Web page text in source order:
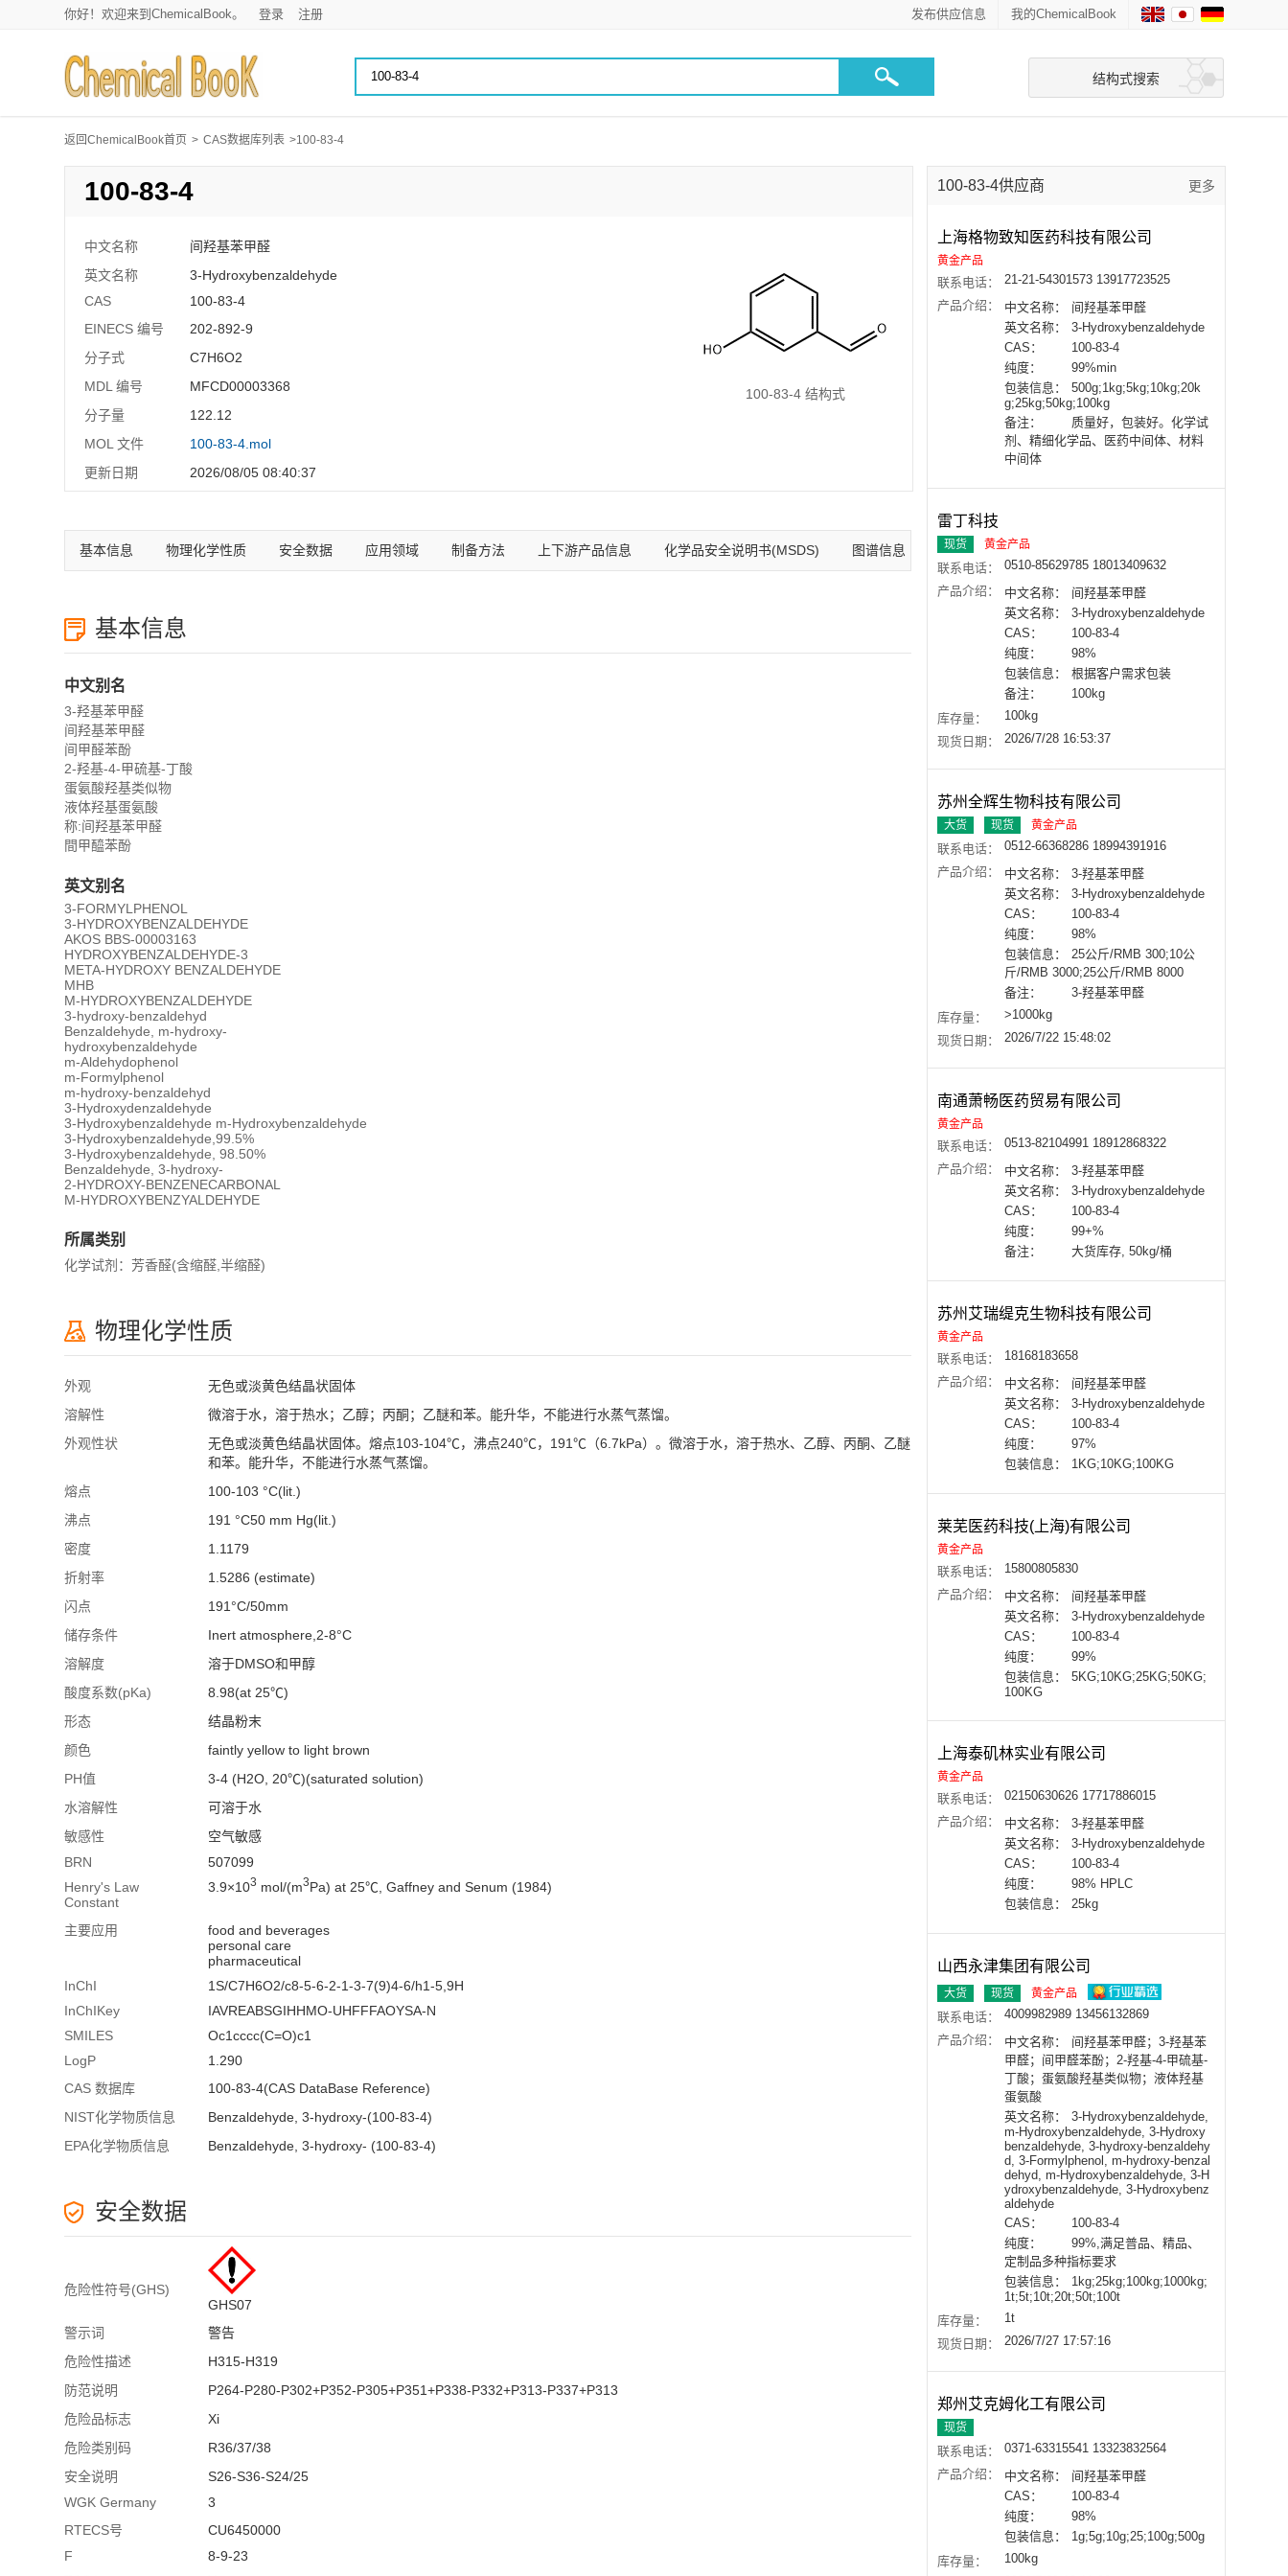
你好！欢迎来到ChemicalBook。 登录 注册 我的ChemicalBook
发布供应信息
结构式搜索
返回ChemicalBook首页 > CAS数据库列表 >100-83-4
100-83-4
中文名称
间羟基苯甲醛
英文名称
3-Hydroxybenzaldehyde
CAS
100-83-4
EINECS 编号
202-892-9
分子式
C7H6O2
MDL 编号
MFCD00003368
分子量
122.12
MOL 文件
100-83-4.mol
更新日期
2026/08/05 08:40:37
100-83-4 结构式
基本信息 物理化学性质 安全数据 应用领域 制备方法 上下游产品信息 化学品安全说明书(MSDS) 图谱信息 知名试剂公司产品信息
基本信息
中文别名
3-羟基苯甲醛
间羟基苯甲醛
间甲醛苯酚
2-羟基-4-甲硫基-丁酸
蛋氨酸羟基类似物
液体羟基蛋氨酸
称:间羟基苯甲醛
間甲醯苯酚
英文别名
3-FORMYLPHENOL
3-HYDROXYBENZALDEHYDE
AKOS BBS-00003163
HYDROXYBENZALDEHYDE-3
META-HYDROXY BENZALDEHYDE
MHB
M-HYDROXYBENZALDEHYDE
3-hydroxy-benzaldehyd
Benzaldehyde, m-hydroxy-
hydroxybenzaldehyde
m-Aldehydophenol
m-Formylphenol
m-hydroxy-benzaldehyd
3-Hydroxydenzaldehyde
3-Hydroxybenzaldehyde m-Hydroxybenzaldehyde
3-Hydroxybenzaldehyde,99.5%
3-Hydroxybenzaldehyde, 98.50%
Benzaldehyde, 3-hydroxy-
2-HYDROXY-BENZENECARBONAL
M-HYDROXYBENZYALDEHYDE
所属类别
化学试剂：芳香醛(含缩醛,半缩醛)
物理化学性质
外观
无色或淡黄色结晶状固体
溶解性
微溶于水，溶于热水；乙醇；丙酮；乙醚和苯。能升华，不能进行水蒸气蒸馏。
外观性状
无色或淡黄色结晶状固体。熔点103-104℃，沸点240℃，191℃（6.7kPa）。微溶于水，溶于热水、乙醇、丙酮、乙醚
和苯。能升华，不能进行水蒸气蒸馏。
熔点
100-103 °C(lit.)
沸点
191 °C50 mm Hg(lit.)
密度
1.1179
折射率
1.5286 (estimate)
闪点
191°C/50mm
储存条件
Inert atmosphere,2-8°C
溶解度
溶于DMSO和甲醇
酸度系数(pKa)
8.98(at 25℃)
形态
结晶粉末
颜色
faintly yellow to light brown
PH值
3-4 (H2O, 20℃)(saturated solution)
水溶解性
可溶于水
敏感性
空气敏感
BRN
507099
Henry's Law
Constant
3.9×103 mol/(m3Pa) at 25℃, Gaffney and Senum (1984)
主要应用
food and beverages
personal care
pharmaceutical
InChI
1S/C7H6O2/c8-5-6-2-1-3-7(9)4-6/h1-5,9H
InChIKey
IAVREABSGIHHMO-UHFFFAOYSA-N
SMILES
Oc1cccc(C=O)c1
LogP
1.290
CAS 数据库
100-83-4(CAS DataBase Reference)
NIST化学物质信息
Benzaldehyde, 3-hydroxy-(100-83-4)
EPA化学物质信息
Benzaldehyde, 3-hydroxy- (100-83-4)
安全数据
危险性符号(GHS)
GHS07
警示词
警告
危险性描述
H315-H319
防范说明
P264-P280-P302+P352-P305+P351+P338-P332+P313-P337+P313
危险品标志
Xi
危险类别码
R36/37/38
安全说明
S26-S36-S24/25
WGK Germany
3
RTECS号
CU6450000
F
8-9-23
100-83-4供应商 更多
上海格物致知医药科技有限公司
黄金产品
联系电话：
21-21-54301573 13917723525
产品介绍：
中文名称：
间羟基苯甲醛
英文名称：
3-Hydroxybenzaldehyde
CAS：
100-83-4
纯度：
99%min
包装信息：
500g;1kg;5kg;10kg;20k
g;25kg;50kg;100kg
备注：
质量好，包装好。化学试
剂、精细化学品、医药中间体、材料
中间体
雷丁科技
现货 黄金产品
联系电话：
0510-85629785 18013409632
产品介绍：
中文名称：
间羟基苯甲醛
英文名称：
3-Hydroxybenzaldehyde
CAS：
100-83-4
纯度：
98%
包装信息：
根据客户需求包装
备注：
100kg
库存量：
100kg
现货日期：
2026/7/28 16:53:37
苏州全辉生物科技有限公司
大货 现货 黄金产品
联系电话：
0512-66368286 18994391916
产品介绍：
中文名称：
3-羟基苯甲醛
英文名称：
3-Hydroxybenzaldehyde
CAS：
100-83-4
纯度：
98%
包装信息：
25公斤/RMB 300;10公
斤/RMB 3000;25公斤/RMB 8000
备注：
3-羟基苯甲醛
库存量：
>1000kg
现货日期：
2026/7/22 15:48:02
南通萧畅医药贸易有限公司
黄金产品
联系电话：
0513-82104991 18912868322
产品介绍：
中文名称：
3-羟基苯甲醛
英文名称：
3-Hydroxybenzaldehyde
CAS：
100-83-4
纯度：
99+%
备注：
大货库存, 50kg/桶
苏州艾瑞缇克生物科技有限公司
黄金产品
联系电话：
18168183658
产品介绍：
中文名称：
间羟基苯甲醛
英文名称：
3-Hydroxybenzaldehyde
CAS：
100-83-4
纯度：
97%
包装信息：
1KG;10KG;100KG
莱芜医药科技(上海)有限公司
黄金产品
联系电话：
15800805830
产品介绍：
中文名称：
间羟基苯甲醛
英文名称：
3-Hydroxybenzaldehyde
CAS：
100-83-4
纯度：
99%
包装信息：
5KG;10KG;25KG;50KG;
100KG
上海泰矶林实业有限公司
黄金产品
联系电话：
02150630626 17717886015
产品介绍：
中文名称：
3-羟基苯甲醛
英文名称：
3-Hydroxybenzaldehyde
CAS：
100-83-4
纯度：
98% HPLC
包装信息：
25kg
山西永津集团有限公司
大货 现货 黄金产品
联系电话：
4009982989 13456132869
产品介绍：
中文名称：
间羟基苯甲醛；3-羟基苯
甲醛；间甲醛苯酚；2-羟基-4-甲硫基-
丁酸；蛋氨酸羟基类似物；液体羟基
蛋氨酸
英文名称：
3-Hydroxybenzaldehyde,
m-Hydroxybenzaldehyde, 3-Hydroxy
benzaldehyde, 3-hydroxy-benzaldehy
d, 3-Formylphenol, m-hydroxy-benzal
dehyd, m-Hydroxybenzaldehyde, 3-H
ydroxybenzaldehyde, 3-Hydroxybenz
aldehyde
CAS：
100-83-4
纯度：
99%,满足普品、精品、
定制品多种指标要求
包装信息：
1kg;25kg;100kg;1000kg;
1t;5t;10t;20t;50t;100t
库存量：
1t
现货日期：
2026/7/27 17:57:16
郑州艾克姆化工有限公司
现货
联系电话：
0371-63315541 13323832564
产品介绍：
中文名称：
间羟基苯甲醛
CAS：
100-83-4
纯度：
98%
包装信息：
1g;5g;10g;25;100g;500g
库存量：
100kg